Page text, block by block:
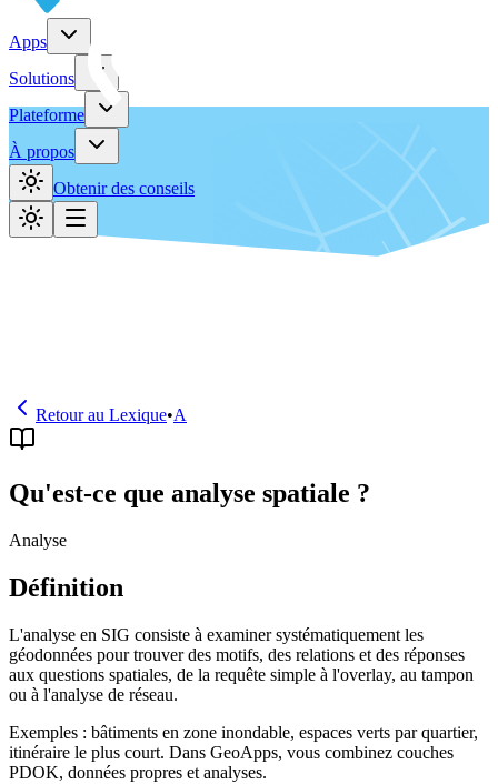
Apps
Solutions
Plateforme
À propos
Obtenir des conseils
Retour au Lexique•A
Qu'est-ce que analyse spatiale ?
Analyse
Définition
L'analyse en SIG consiste à examiner systématiquement les
géodonnées pour trouver des motifs, des relations et des réponses
aux questions spatiales, de la requête simple à l'overlay, au tampon
ou à l'analyse de réseau.
Exemples : bâtiments en zone inondable, espaces verts par quartier,
itinéraire le plus court. Dans GeoApps, vous combinez couches
PDOK, données propres et analyses.